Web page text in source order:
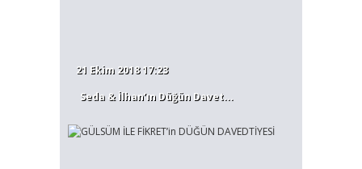
21 Ekim 2018 17:23
Seda & İlhan’ın Düğün Davet...